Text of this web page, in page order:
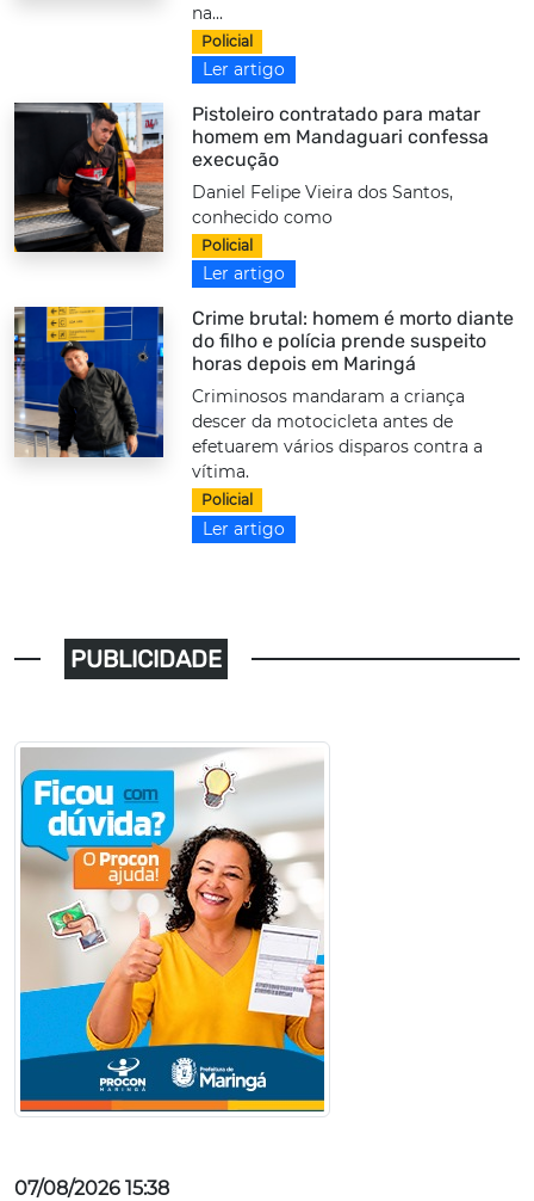
na...
Policial
Ler artigo
Pistoleiro contratado para matar
homem em Mandaguari confessa
execução
Daniel Felipe Vieira dos Santos,
conhecido como
Policial
Ler artigo
Crime brutal: homem é morto diante
do filho e polícia prende suspeito
horas depois em Maringá
Criminosos mandaram a criança
descer da motocicleta antes de
efetuarem vários disparos contra a
vítima.
Policial
Ler artigo
PUBLICIDADE
07/08/2026 15:38